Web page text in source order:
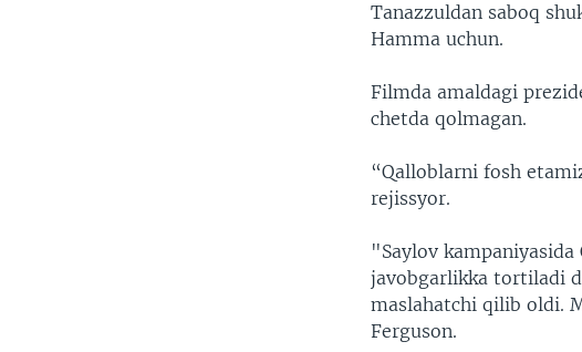
Tanazzuldan saboq
Hamma uchun.
Filmda amaldagi
chetda qolmagan.
“Qalloblarni fosh
rejissyor.
"Saylov
javobgarlikka tortiladi
maslahatchi qilib oldi.
Ferguson.